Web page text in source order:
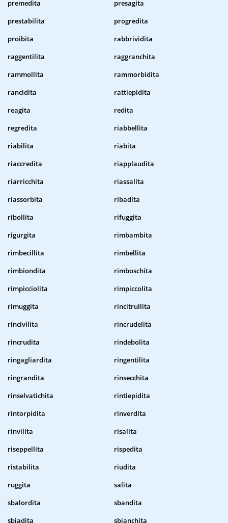
premedita
presagita
prestabilita
progredita
proibita
rabbrividita
raggentilita
raggranchita
rammollita
rammorbidita
rancidita
rattiepidita
reagita
redita
regredita
riabbellita
riabilita
riabita
riaccredita
riapplaudita
riarricchita
riassalita
riassorbita
ribadita
ribollita
rifuggita
rigurgita
rimbambita
rimbecillita
rimbellita
rimbiondita
rimboschita
rimpicciolita
rimpiccolita
rimuggita
rincitrullita
rincivilita
rincrudelita
rincrudita
rindebolita
ringagliardita
ringentilita
ringrandita
rinsecchita
rinselvatichita
rintiepidita
rintorpidita
rinverdita
rinvilita
risalita
riseppellita
rispedita
ristabilita
riudita
ruggita
salita
sbalordita
sbandita
sbiadita
sbianchita